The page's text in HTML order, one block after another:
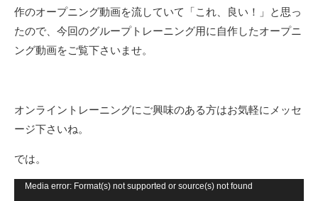
作のオープニング動画を流していて「これ、良い！」と思っ
たので、今回のグループトレーニング用に自作したオープニ
ング動画をご覧下さいませ。
オンライントレーニングにご興味のある方はお気軽にメッセ
ージ下さいね。
では。
Media error: Format(s) not supported or source(s) not found